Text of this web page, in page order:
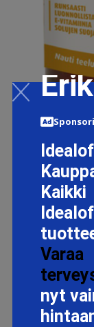
Kaikki
Varaa
nyt